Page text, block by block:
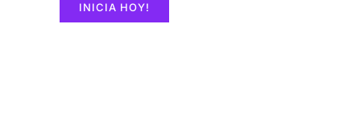
INICIA HOY!